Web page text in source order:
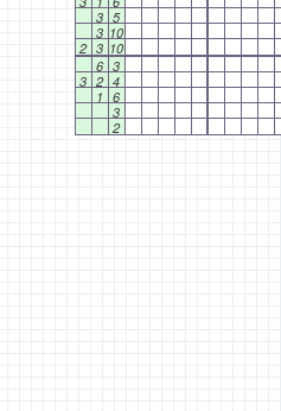
3 5
3 10
2 3 10
6 3
3 2 4
1 6
3
2